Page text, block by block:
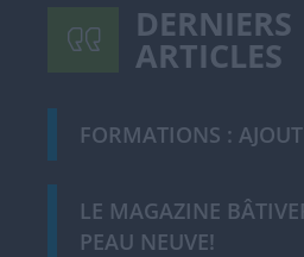
DERNIERS
ARTICLES
FORMATIONS :
LE MAGAZINE
PEAU NEUVE!